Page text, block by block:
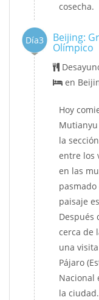
cosecha.
Día3 Beijing:
Olímpico
en
Hoy
la
entre los
en las
paisaje
Después
cerca de
una
Pájaro
Nacional
la